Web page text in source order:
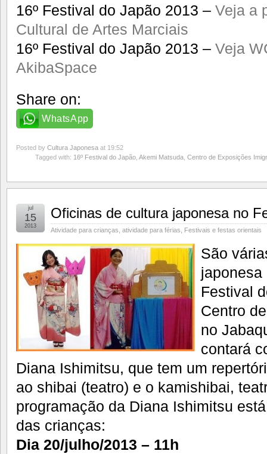
16º Festival do Japão 2013 – Veja a
Cultural de Artes Marciais
16º Festival do Japão 2013 – Veja
AkibaSpace
Share on:
WhatsApp
Posted by Cultura Japonesa at 19:52
Tagged with: 16º Festival do Japão Akemi Matsuda Centro de Exposições
Oficinas de cultura japonesa no
Atividade para crianças atividade para férias Festivais e festas orientais
jul
15
2013
São
japonesa
Festival
Centro
no
contará
Diana Ishimitsu, que tem um
ao shibai (teatro) e o kamishibai,
programação da Diana Ishimitsu
das crianças:
Dia 20/julho/2013 – 11h